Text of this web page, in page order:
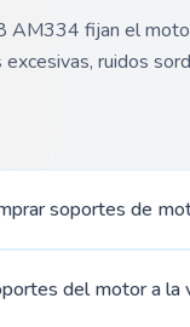
fijan el
ruidos
soportes de
del motor a la